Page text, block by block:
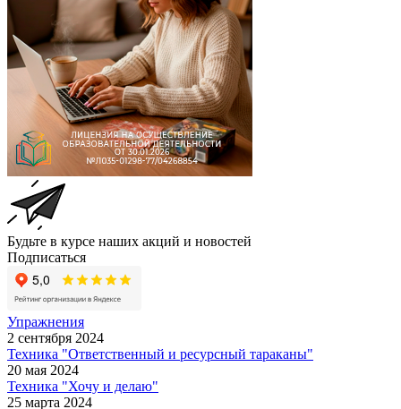
Будьте в курсе наших акций и новостей
Подписаться
Упражнения
2 сентября 2024
Техника "Ответственный и ресурсный тараканы"
20 мая 2024
Техника "Хочу и делаю"
25 марта 2024